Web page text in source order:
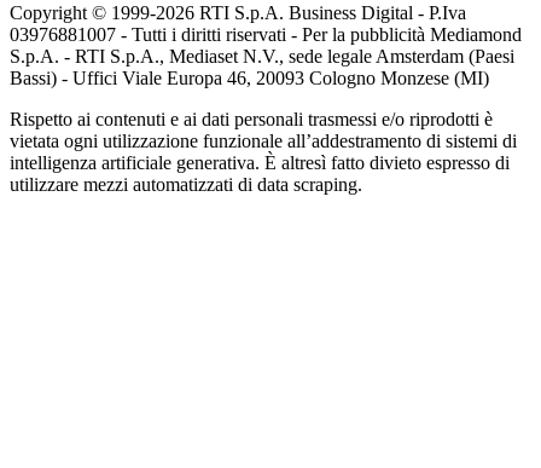
Copyright © 1999-2026 RTI S.p.A. Business Digital - P.Iva
03976881007 - Tutti i diritti riservati - Per la pubblicità Mediamond
S.p.A. - RTI S.p.A., Mediaset N.V., sede legale Amsterdam (Paesi
Bassi) - Uffici Viale Europa 46, 20093 Cologno Monzese (MI)
Rispetto ai contenuti e ai dati personali trasmessi e/o riprodotti è
vietata ogni utilizzazione funzionale all’addestramento di sistemi di
intelligenza artificiale generativa. È altresì fatto divieto espresso di
utilizzare mezzi automatizzati di data scraping.